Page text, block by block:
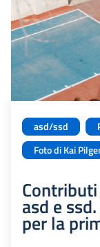
asd/ssd
Foto di Kai
asd e
per la